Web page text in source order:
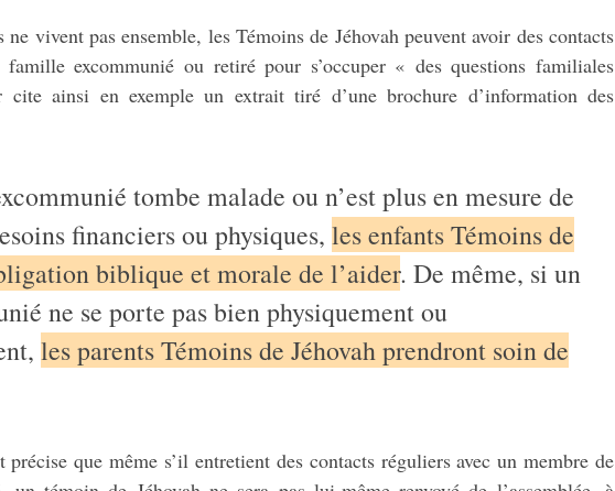
ne vivent pas ensemble, les Témoins de Jéhovah peuvent avoir des contacts
excommunié ou retiré pour s’occuper « des questions familiales
cite ainsi en exemple un extrait tiré d’une brochure d’information des
tombe malade ou n’est plus en mesure de
financiers ou physiques, les enfants Témoins de
biblique et morale de l’aider. De même, si un
ne se porte pas bien physiquement ou
les parents Témoins de Jéhovah prendront soin de
précise que même s’il entretient des contacts réguliers avec un membre de